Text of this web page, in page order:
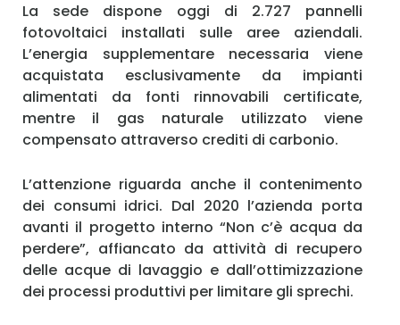
La sede dispone oggi di 2.727 pannelli
fotovoltaici installati sulle aree aziendali.
L’energia supplementare necessaria viene
acquistata esclusivamente da impianti
alimentati da fonti rinnovabili certificate,
mentre il gas naturale utilizzato viene
compensato attraverso crediti di carbonio.
L’attenzione riguarda anche il contenimento
dei consumi idrici. Dal 2020 l’azienda porta
avanti il progetto interno “Non c’è acqua da
perdere”, affiancato da attività di recupero
delle acque di lavaggio e dall’ottimizzazione
dei processi produttivi per limitare gli sprechi.